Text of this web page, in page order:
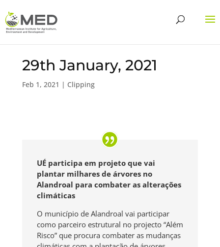
29th January, 2021
Feb 1, 2021 | Clipping
UÉ participa em projeto que vai
plantar milhares de árvores no
Alandroal para combater as alterações
climáticas
O município de Alandroal vai participar
como parceiro estrutural no projecto “Além
Risco” que procura combater as mudanças